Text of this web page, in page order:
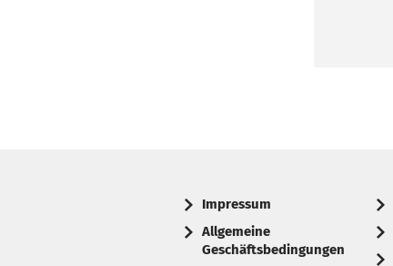
Impressum
Allgemeine
Geschäftsbedingungen